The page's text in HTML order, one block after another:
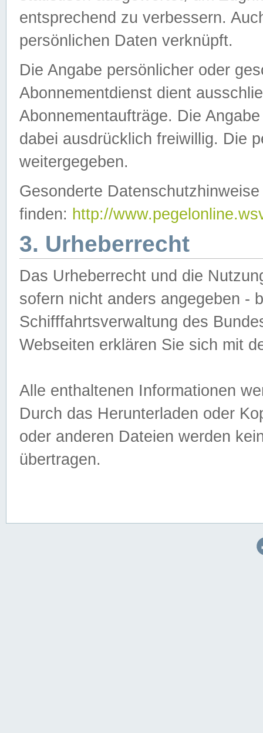
entsprechend zu verbessern.
persönlichen Daten verknüpft.
Die Angabe persönlicher oder
Abonnementdienst dient
Abonnementaufträge. Die
dabei ausdrücklich freiwillig. Die
weitergegeben.
Gesonderte
finden: http://
3. Urheberrecht
Das Urheberrecht und die
sofern nicht anders angegeben -
Schifffahrtsverwaltung des
Webseiten erklären Sie sich mit
Alle enthaltenen Informationen
Durch das Herunterladen oder
oder anderen Dateien werden
übertragen.